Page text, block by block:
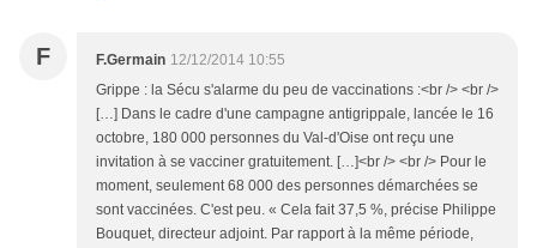
F F.Germain 12/12/2014 10:55
Grippe : la Sécu s'alarme du peu de vaccinations :<br /> <br />
[…] Dans le cadre d'une campagne antigrippale, lancée le 16
octobre, 180 000 personnes du Val-d'Oise ont reçu une
invitation à se vacciner gratuitement. […]<br /> <br /> Pour le
moment, seulement 68 000 des personnes démarchées se
sont vaccinées. C'est peu. « Cela fait 37,5 %, précise Philippe
Bouquet, directeur adjoint. Par rapport à la même période,